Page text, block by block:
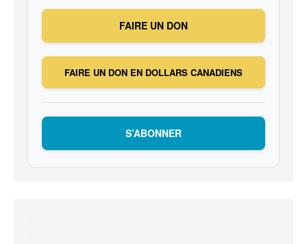
FAIRE UN DON
FAIRE UN DON EN DOLLARS CANADIENS
S’ABONNER